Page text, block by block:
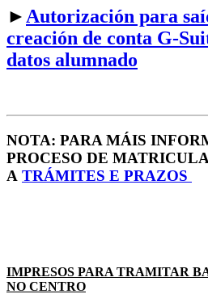
►Autorización para
creación de conta G-
datos alumnado
NOTA: PARA MÁIS
PROCESO DE
A TRÁMITES E PRAZOS
IMPRESOS PARA TRAMITAR
NO CENTRO